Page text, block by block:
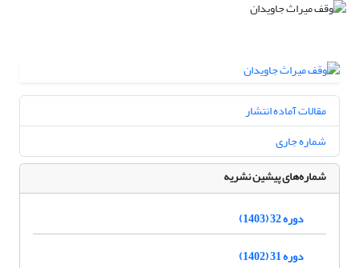
مقالات آماده انتشار
شماره جاری
شماره‌های پیشین نشریه
دوره 32 (1403)
دوره 31 (1402)